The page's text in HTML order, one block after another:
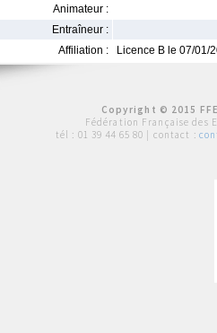
Animateur :
Entraîneur :
Affiliation :
Licence B le 07/01/
Copyright © 2015
Fédération Française des
tél : 01 39 44 65 80 | contact :